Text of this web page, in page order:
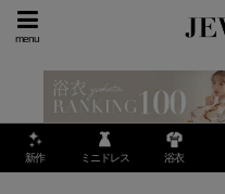
menu
新作 ミニドレス 浴衣